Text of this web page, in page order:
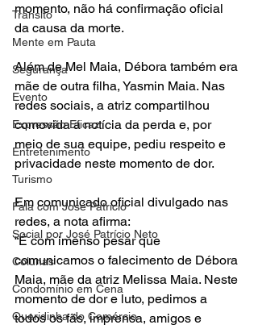
Trânsito
Mente em Pauta
Segurança
Evento
Expressão Eficaz
Entretenimento
Turismo
Fala com José Patrício
Social por José Patrício Neto
Colunas
Condomínio em Cena
Queridinha do Comércio
momento, não há confirmação oficial
da causa da morte.
Além de Mel Maia, Débora também era
mãe de outra filha, Yasmin Maia. Nas
redes sociais, a atriz compartilhou
comovida a notícia da perda e, por
meio de sua equipe, pediu respeito e
privacidade neste momento de dor.
Em comunicado oficial divulgado nas
redes, a nota afirma:
“É com imenso pesar que
comunicamos o falecimento de Débora
Maia, mãe da atriz Melissa Maia. Neste
momento de dor e luto, pedimos a
todos os fãs, imprensa, amigos e